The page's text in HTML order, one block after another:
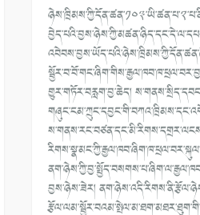
གྱུར་གཏོར་བརླག་བྱ་ཆེད།
བྱས་ཉེས་ཟེར།